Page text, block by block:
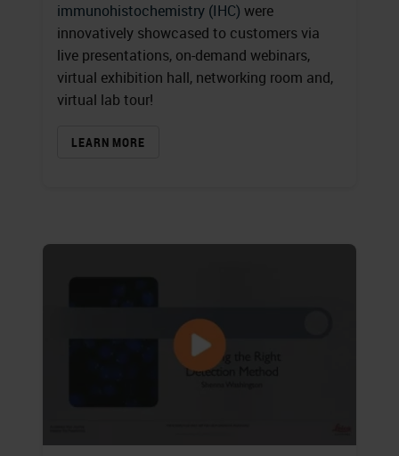
immunohistochemistry (IHC) were
innovatively showcased to customers via
live presentations, on-demand webinars,
virtual exhibition hall, networking room and,
virtual lab tour!
LEARN MORE